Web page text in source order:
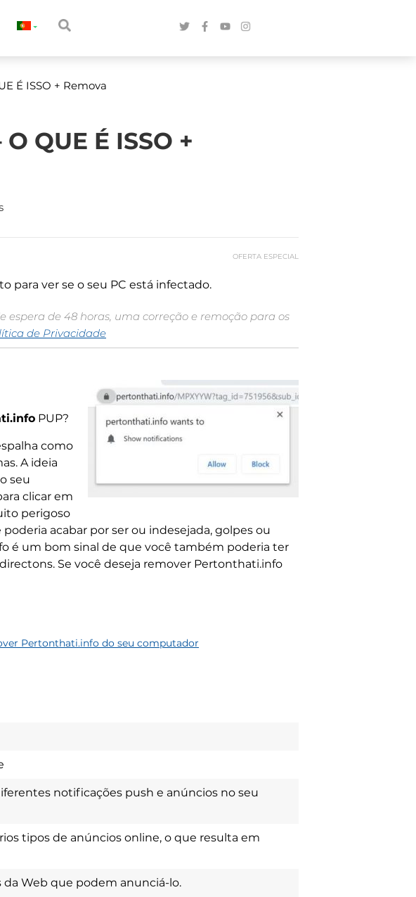
É ISSO + Remova
QUE É ISSO +
OFERTA ESPECIAL
para ver se o seu PC está infectado.
de 48 horas, uma correção e remoção para os
de Privacidade
PUP?
como
A ideia
seu
clicar em
perigoso
acabar por ser ou indesejada, golpes ou
é um bom sinal de que você também poderia ter
Se você deseja remover Pertonthati.info
Pertonthati.info do seu computador
notificações push e anúncios no seu
tipos de anúncios online, o que resulta em
Web que podem anunciá-lo.